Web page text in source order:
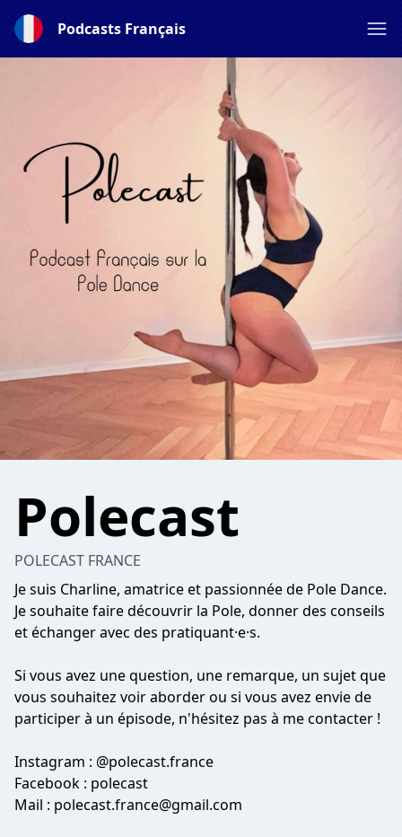
Podcasts Français
Polecast
POLECAST FRANCE
Je suis Charline, amatrice et passionnée de Pole Dance.
Je souhaite faire découvrir la Pole, donner des conseils
et échanger avec des pratiquant·e·s.
Si vous avez une question, une remarque, un sujet que
vous souhaitez voir aborder ou si vous avez envie de
participer à un épisode, n'hésitez pas à me contacter !
Instagram : @polecast.france
Facebook : polecast
Mail : polecast.france@gmail.com